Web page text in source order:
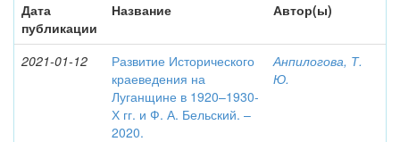
Дата
публикации
Название Автор(ы)
2021-01-12
Развитие Исторического
краеведения на
Луганщине в 1920–1930-
Х гг. и Ф. А. Бельский. –
2020.
Анпилогова, Т.
Ю.